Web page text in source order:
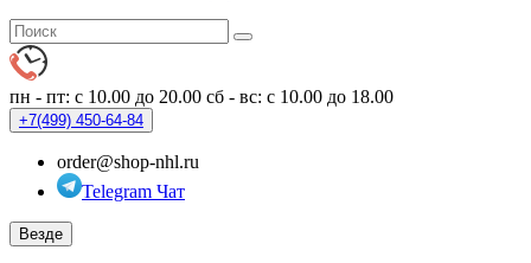
пн - пт: с 10.00 до 20.00 сб - вс: с 10.00 до 18.00
+7(499) 450-64-84
order@shop-nhl.ru
Telegram Чат
Везде